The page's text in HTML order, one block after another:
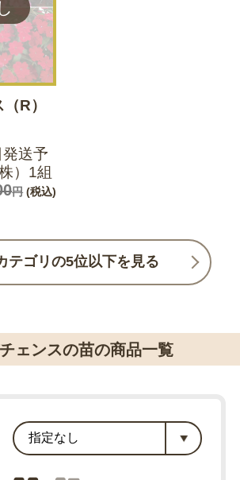
R）
送予
）1組
円(税込)
テゴリの5位以下を見る
ェンスの苗の商品一覧